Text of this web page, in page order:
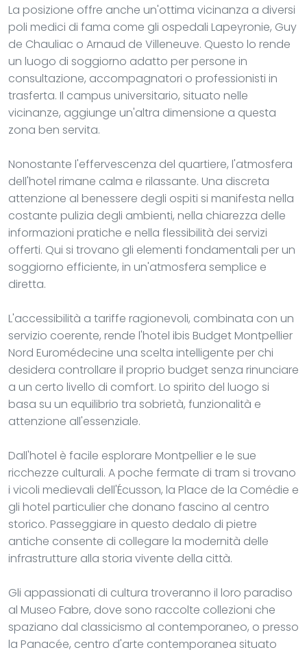
La posizione offre anche un'ottima vicinanza a diversi
poli medici di fama come gli ospedali Lapeyronie, Guy
de Chauliac o Arnaud de Villeneuve. Questo lo rende
un luogo di soggiorno adatto per persone in
consultazione, accompagnatori o professionisti in
trasferta. Il campus universitario, situato nelle
vicinanze, aggiunge un'altra dimensione a questa
zona ben servita.
Nonostante l'effervescenza del quartiere, l'atmosfera
dell'hotel rimane calma e rilassante. Una discreta
attenzione al benessere degli ospiti si manifesta nella
costante pulizia degli ambienti, nella chiarezza delle
informazioni pratiche e nella flessibilità dei servizi
offerti. Qui si trovano gli elementi fondamentali per un
soggiorno efficiente, in un'atmosfera semplice e
diretta.
L'accessibilità a tariffe ragionevoli, combinata con un
servizio coerente, rende l'hotel ibis Budget Montpellier
Nord Euromédecine una scelta intelligente per chi
desidera controllare il proprio budget senza rinunciare
a un certo livello di comfort. Lo spirito del luogo si
basa su un equilibrio tra sobrietà, funzionalità e
attenzione all'essenziale.
Dall'hotel è facile esplorare Montpellier e le sue
ricchezze culturali. A poche fermate di tram si trovano
i vicoli medievali dell'Écusson, la Place de la Comédie e
gli hotel particulier che donano fascino al centro
storico. Passeggiare in questo dedalo di pietre
antiche consente di collegare la modernità delle
infrastrutture alla storia vivente della città.
Gli appassionati di cultura troveranno il loro paradiso
al Museo Fabre, dove sono raccolte collezioni che
spaziano dal classicismo al contemporaneo, o presso
la Panacée, centro d'arte contemporanea situato